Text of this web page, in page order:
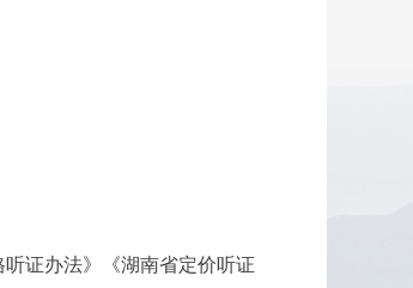
证办法》《湖南省定价听证